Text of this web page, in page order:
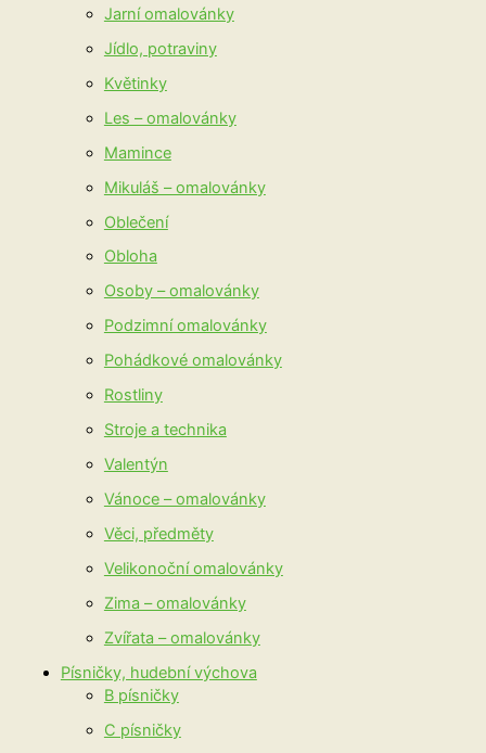
Jarní omalovánky
Jídlo, potraviny
Květinky
Les – omalovánky
Mamince
Mikuláš – omalovánky
Oblečení
Obloha
Osoby – omalovánky
Podzimní omalovánky
Pohádkové omalovánky
Rostliny
Stroje a technika
Valentýn
Vánoce – omalovánky
Věci, předměty
Velikonoční omalovánky
Zima – omalovánky
Zvířata – omalovánky
Písničky, hudební výchova
B písničky
C písničky